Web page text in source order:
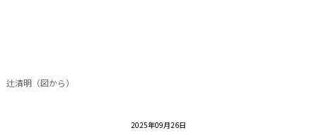
2025年09月26日
辻清明（図から）